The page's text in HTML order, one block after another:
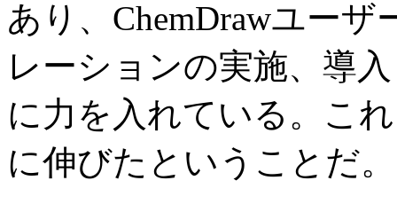
あり、ChemDrawユー
レーションの実施、導
に力を入れている。こ
に伸びたということだ。